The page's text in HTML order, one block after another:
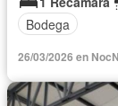
Bodega
26/03/2026 en